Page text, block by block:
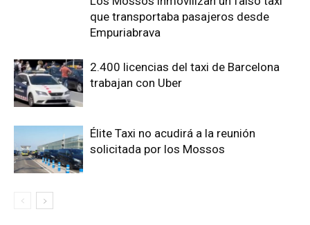
que transportaba pasajeros desde
Empuriabrava
2.400 licencias del taxi de Barcelona
trabajan con Uber
Élite Taxi no acudirá a la reunión
solicitada por los Mossos